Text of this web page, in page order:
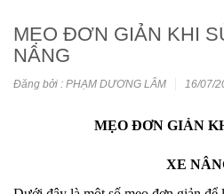
MẸO ĐƠN GIẢN KHI
NÂNG
Đăng bởi : PHẠM DƯƠNG LÂM 16/07/
MẸO ĐƠN GIẢN
XE